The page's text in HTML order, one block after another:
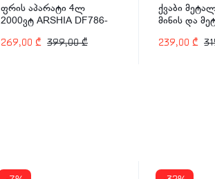
ფრის აპარატი 4ლ
2000ვტ ARSHIA DF786-
399,00₾
269,00 ₾
ქვაბი
მინის და
SS478-3083
239,00 ₾